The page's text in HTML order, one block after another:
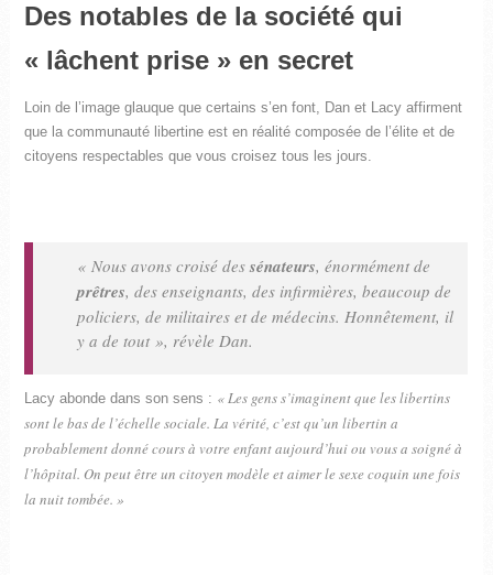
Des notables de la société qui
« lâchent prise » en secret
Loin de l’image glauque que certains s’en font, Dan et Lacy affirment
que la communauté libertine est en réalité composée de l’élite et de
citoyens respectables que vous croisez tous les jours.
« Nous avons croisé dessénateurs, énormément de
prêtres, des enseignants, des infirmières, beaucoup de
policiers, de militaires et de médecins. Honnêtement, il
y a de tout », révèle Dan.
Lacy abonde dans son sens : « Les gens s’imaginent que les libertins
sont le bas de l’échelle sociale. La vérité, c’est qu’un libertin a
probablement donné cours à votre enfant aujourd’hui ou vous a soigné à
l’hôpital. On peut être un citoyen modèle et aimer le sexe coquin une fois
la nuit tombée. »